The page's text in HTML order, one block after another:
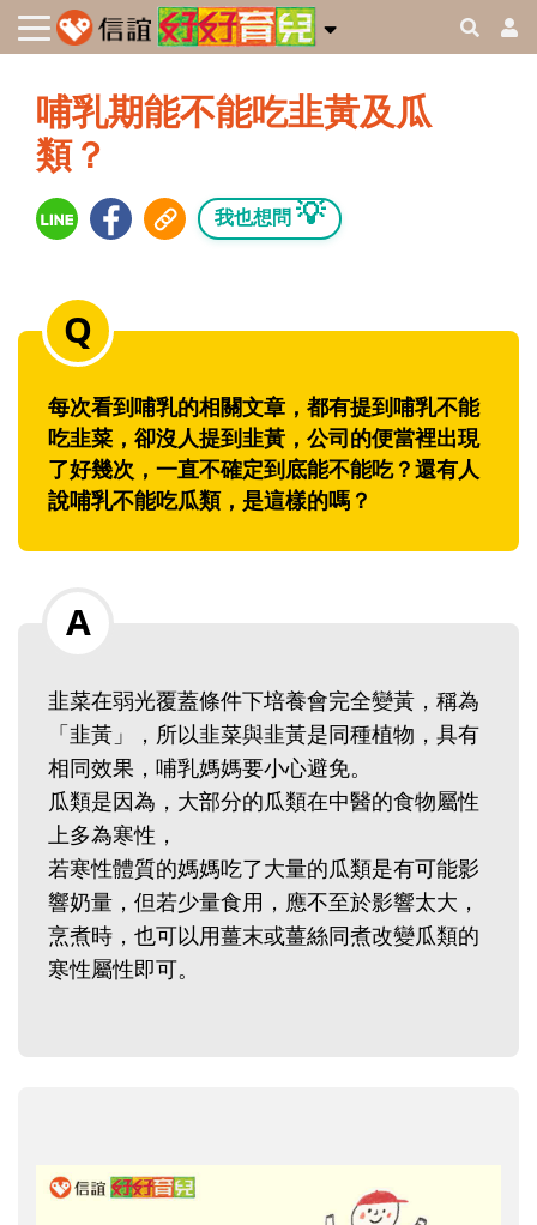
哺乳期能不能吃韭黃及瓜
類？
我也想問 💡
每次看到哺乳的相關文章，都有提到哺乳不能
吃韭菜，卻沒人提到韭黃，公司的便當裡出現
了好幾次，一直不確定到底能不能吃？還有人
說哺乳不能吃瓜類，是這樣的嗎？
韭菜在弱光覆蓋條件下培養會完全變黃，稱為
「韭黃」，所以韭菜與韭黃是同種植物，具有
相同效果，哺乳媽媽要小心避免。
瓜類是因為，大部分的瓜類在中醫的食物屬性
上多為寒性，
若寒性體質的媽媽吃了大量的瓜類是有可能影
響奶量，但若少量食用，應不至於影響太大，
烹煮時，也可以用薑末或薑絲同煮改變瓜類的
寒性屬性即可。